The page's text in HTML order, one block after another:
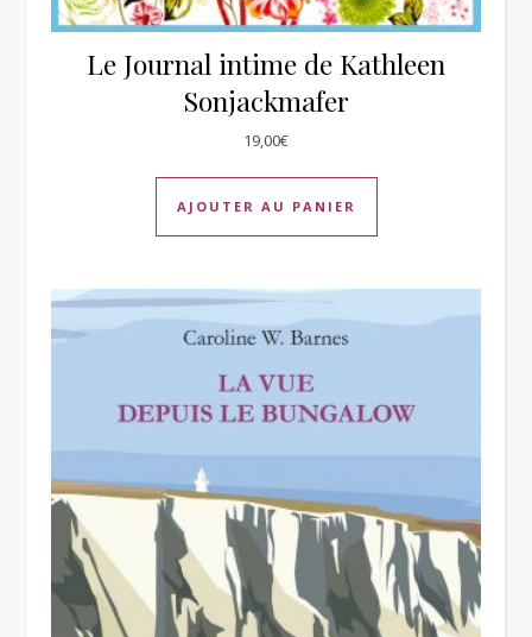
Le Journal intime de Kathleen
Sonjackmafer
19,00€
AJOUTER AU PANIER